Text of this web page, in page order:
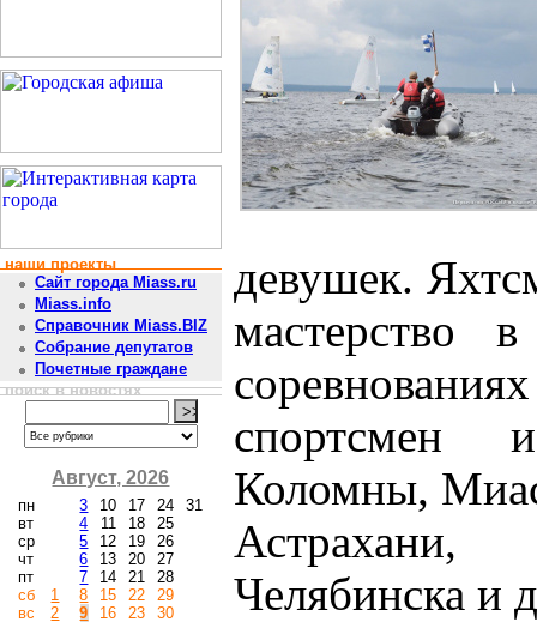
наши проекты
Сайт города Miass.ru
Miass.info
Справочник Miass.BIZ
Собрание депутатов
Почетные граждане
поиск в новостях
Август, 2026
пн
вт
ср
чт
пт
сб
вс
1
2
3
4
5
6
7
8
9
10
11
12
13
14
15
16
17
18
19
20
21
22
23
24
25
26
27
28
29
30
31
девушек.
мастерство
спортсмен
Коломны,
Астрахани,
Челябинска и